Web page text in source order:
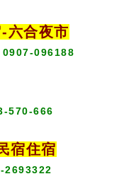
-六合夜市
0907-096188
570-666
宿住宿
2693322